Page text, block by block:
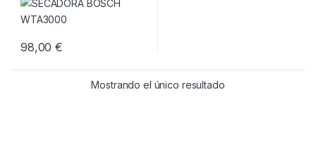
98,00€
Mostrando el único resultado